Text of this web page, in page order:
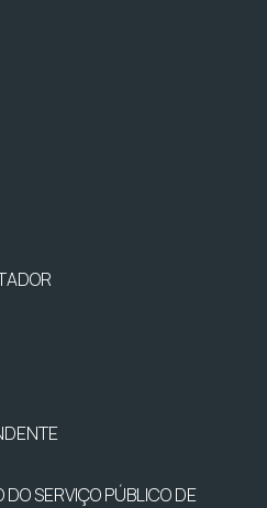
SERVIÇO PÚBLICO DE